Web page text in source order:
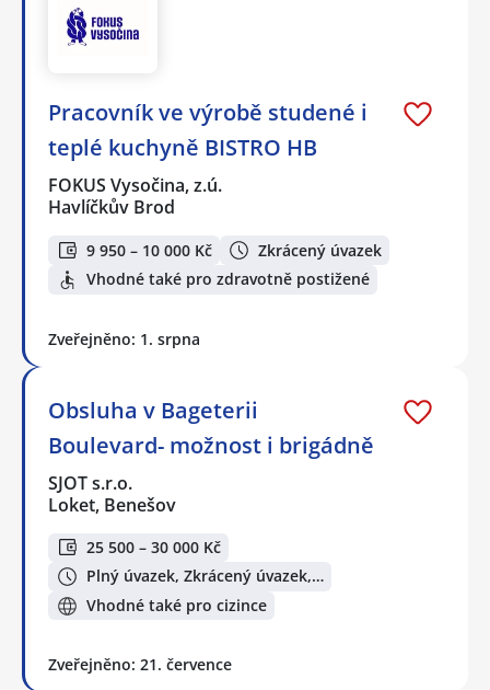
Pracovník ve výrobě studené i
teplé kuchyně BISTRO HB
FOKUS Vysočina, z.ú.
Havlíčkův Brod
9 950 – 10 000 Kč
Zkrácený úvazek
Vhodné také pro zdravotně postižené
Zveřejněno: 1. srpna
Obsluha v Bageterii
Boulevard- možnost i brigádně
SJOT s.r.o.
Loket, Benešov
25 500 – 30 000 Kč
Plný úvazek, Zkrácený úvazek,…
Vhodné také pro cizince
Zveřejněno: 21. července